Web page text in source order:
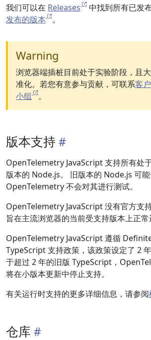
我们可以在 Releases 中找到所有已发
发布的版本
。
Warning
浏览器端插桩目前处于实验阶段，且
准化。若您有意参与贡献，可联系客
小组
。
版本支持
OpenTelemetry JavaScript 支持所有处
版本的 Node.js。 旧版本的 Node.js 可
OpenTelemetry 不会对其进行测试。
OpenTelemetry JavaScript 没有官方支
旨在主流浏览器的当前受支持版本上正常
OpenTelemetry JavaScript 遵循
TypeScript 支持政策，该政策设定了 2
于超过 2 年的旧版 TypeScript，
将在小版本更新中停止支持。
有关运行时支持的更多详细信息，请参阅
仓库